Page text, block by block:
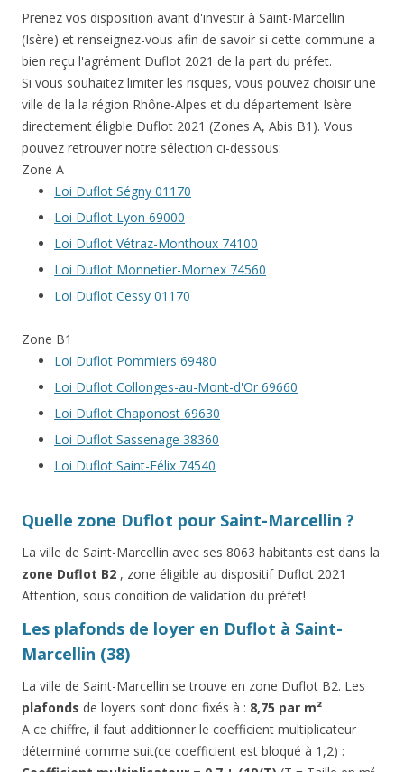
Prenez vos disposition avant d'investir à Saint-Marcellin
(Isère) et renseignez-vous afin de savoir si cette commune a
bien reçu l'agrément Duflot 2021 de la part du préfet.
Si vous souhaitez limiter les risques, vous pouvez choisir une
ville de la la région Rhône-Alpes et du département Isère
directement éligble Duflot 2021 (Zones A, Abis B1). Vous
pouvez retrouver notre sélection ci-dessous:
Zone A
Loi Duflot Ségny 01170
Loi Duflot Lyon 69000
Loi Duflot Vétraz-Monthoux 74100
Loi Duflot Monnetier-Mornex 74560
Loi Duflot Cessy 01170
Zone B1
Loi Duflot Pommiers 69480
Loi Duflot Collonges-au-Mont-d'Or 69660
Loi Duflot Chaponost 69630
Loi Duflot Sassenage 38360
Loi Duflot Saint-Félix 74540
Quelle zone Duflot pour Saint-Marcellin ?
La ville de Saint-Marcellin avec ses 8063 habitants est dans la
zone Duflot B2 , zone éligible au dispositif Duflot 2021
Attention, sous condition de validation du préfet!
Les plafonds de loyer en Duflot à Saint-
Marcellin (38)
La ville de Saint-Marcellin se trouve en zone Duflot B2. Les
plafonds de loyers sont donc fixés à : 8,75 par m²
A ce chiffre, il faut additionner le coefficient multiplicateur
déterminé comme suit(ce coefficient est bloqué à 1,2) :